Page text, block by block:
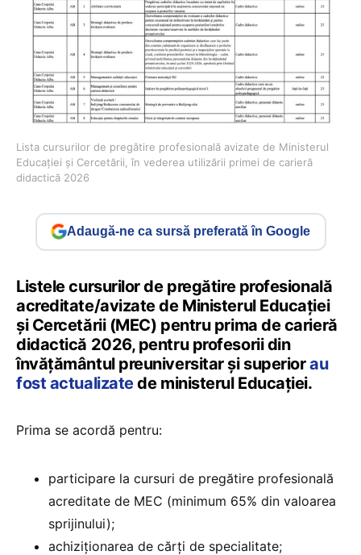
Lista cursurilor de pregătire profesională avizate de Ministerul
Educației și Cercetării, în vederea utilizării primei de carieră
didactică 2026
Adaugă-ne ca sursă preferată în Google
Listele cursurilor de pregătire profesională
acreditate/avizate de Ministerul Educației
și Cercetării (MEC) pentru prima de carieră
didactică 2026, pentru profesorii din
învățământul preuniversitar și superiorau
fost actualizatede ministerul Educației.
Prima se acordă pentru:
participare la cursuri de pregătire profesională
acreditate de MEC (minimum 65% din valoarea
sprijinului);
achiziționarea de cărți de specialitate;